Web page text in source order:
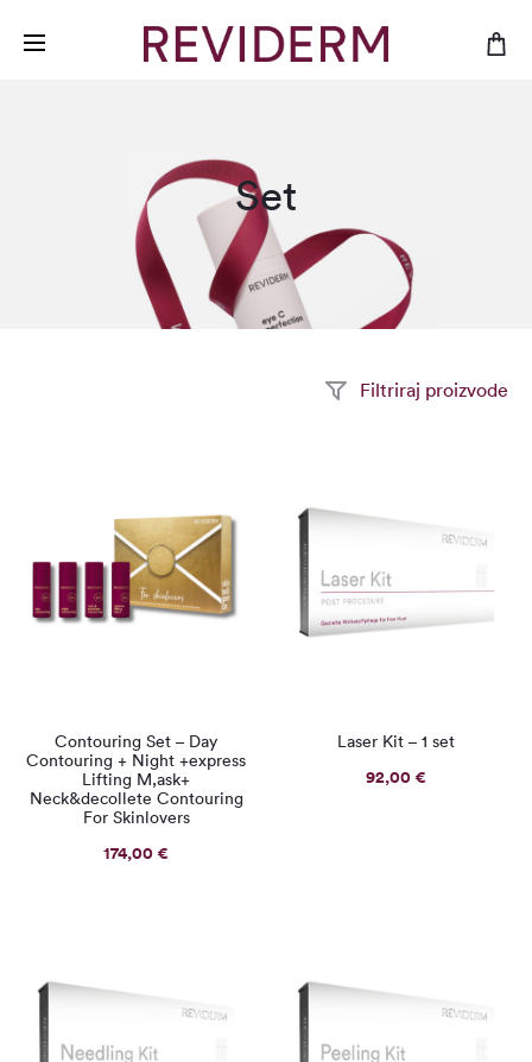
Set
Filtriraj proizvode
Contouring Set – Day
Contouring + Night +express
Lifting M,ask+
Neck&decollete Contouring
For Skinlovers
174,00€
Laser Kit – 1 set
92,00€